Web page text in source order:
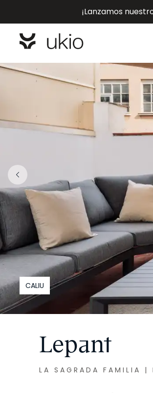
¡Lanzamos
CALIU
Lepant
LA SAGRADA FAMILIA |